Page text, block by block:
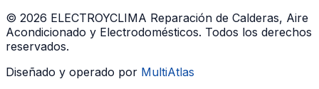
© 2026 ELECTROYCLIMA Reparación de Calderas, Aire
Acondicionado y Electrodomésticos. Todos los derechos
reservados.
Diseñado y operado por MultiAtlas